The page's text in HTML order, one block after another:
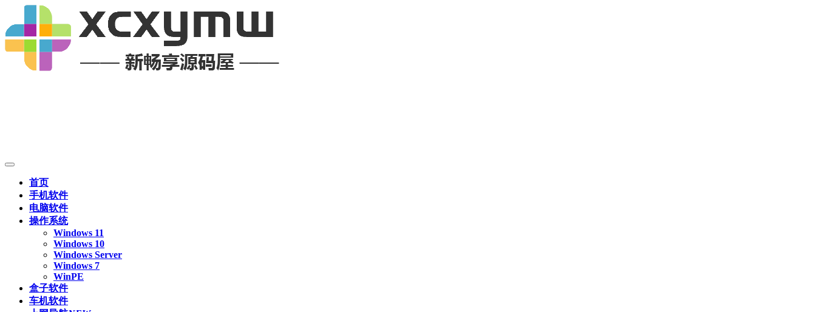
首页
手机软件
电脑软件
操作系统
Windows 11
Windows 10
Windows Server
Windows 7
WinPE
盒子软件
车机软件